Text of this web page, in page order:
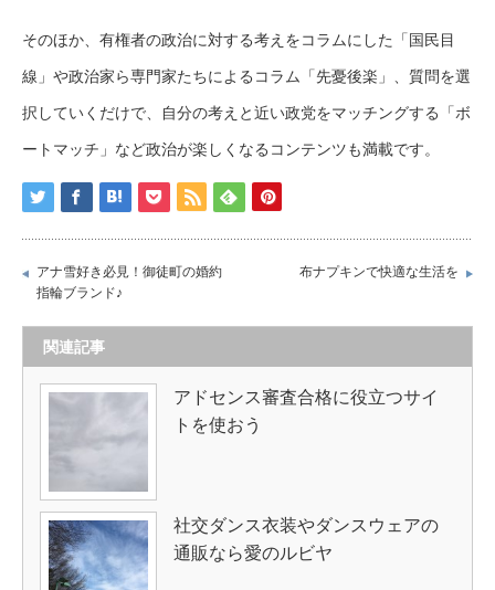
そのほか、有権者の政治に対する考えをコラムにした「国民目
線」や政治家ら専門家たちによるコラム「先憂後楽」、質問を選
択していくだけで、自分の考えと近い政党をマッチングする「ボ
ートマッチ」など政治が楽しくなるコンテンツも満載です。
アナ雪好き必見！御徒町の婚約
指輪ブランド♪
布ナプキンで快適な生活を
関連記事
アドセンス審査合格に役立つサイ
トを使おう
社交ダンス衣装やダンスウェアの
通販なら愛のルビヤ